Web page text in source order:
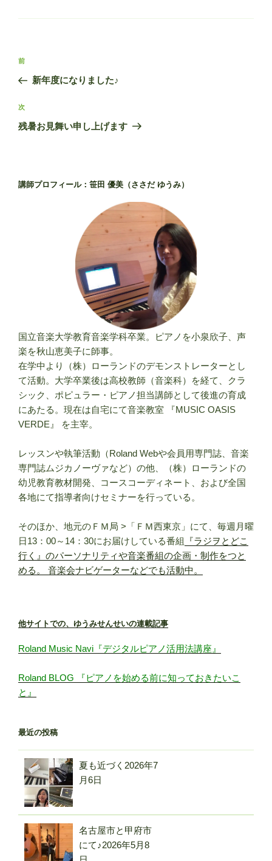
投
ビ
ゲ
ン
過
去
投
稿
前
新年度になりました♪
次
の
次
残暑お見舞い申し上げます
講師プロフィール：笹田 優美（ささだ ゆうみ）
国立音楽大学教育音楽学科卒業。ピアノを小泉欣子、声
楽を秋山恵美子に師事。
在学中より（株）ローランドのデモンストレーターとし
て活動。大学卒業後は高校教師（音楽科）を経て、クラ
シック、ポピュラー・ピアノ担当講師として後進の育成
にあたる。現在は自宅にて音楽教室 『MUSIC OASIS
VERDE』 を主宰。
レッスンや執筆活動（Roland Webや会員用専門誌、音楽
専門誌ムジカノーヴァなど）の他、（株）ローランドの
幼児教育教材開発、コースコーディネート、および全国
各地にて指導者向けセミナーを行っている。
そのほか、地元のＦＭ局 >「ＦＭ西東京」にて、毎週月曜
日13：00～14：30にお届けしている番組
『ラジヲとどこ
行く』のパーソナリティや音楽番組の企画・制作をつと
める。 音楽会ナビゲーターなどでも活動中。
他サイトでの、ゆうみせんせいの連載記事
Roland Music Navi『デジタルピアノ活用法講座』
Roland BLOG 『ピアノを始める前に知っておきたいこ
と』
最近の投稿
夏も近づく 2026年7
月6日
名古屋市と甲府市
にて♪2026年5月8